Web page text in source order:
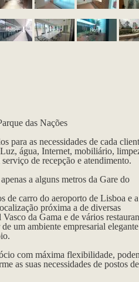
das Nações
para as necessidades de cada
água, Internet, mobiliário,
de recepção e atendimento.
a alguns metros da Gare do
de carro do aeroporto de Lisboa e
próxima a de diversas
da Gama e de vários
um ambiente empresarial
com máxima flexibilidade,
as suas necessidades de postos de